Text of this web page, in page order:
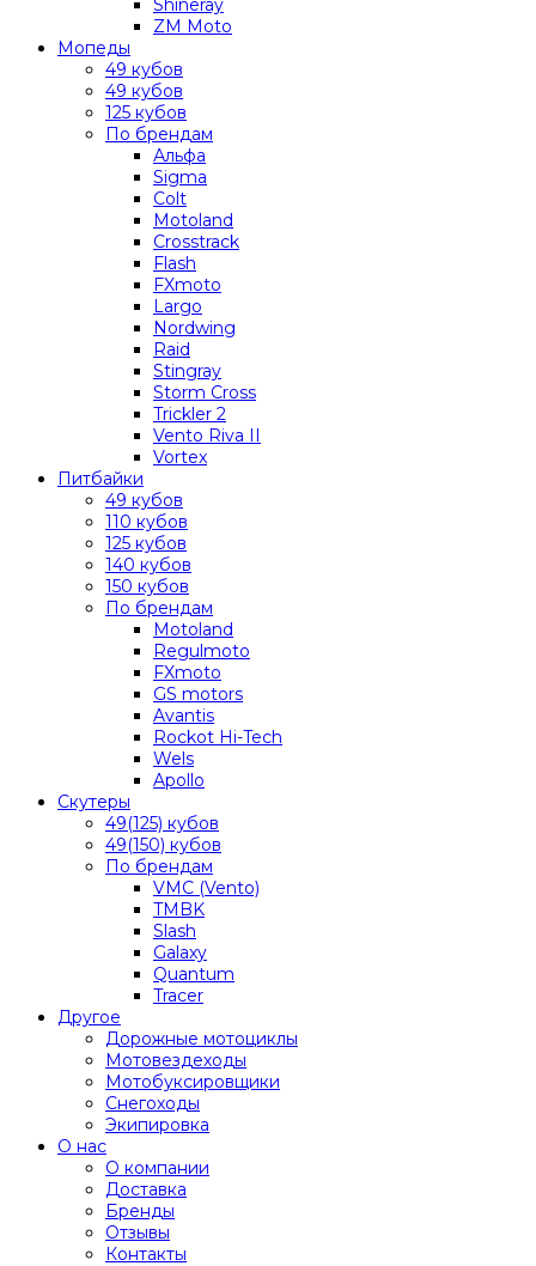
Shineray
ZM Moto
Мопеды
49 кубов
49 кубов
125 кубов
По брендам
Альфа
Sigma
Colt
Motoland
Crosstrack
Flash
FXmoto
Largo
Nordwing
Raid
Stingray
Storm Cross
Trickler 2
Vento Riva II
Vortex
Питбайки
49 кубов
110 кубов
125 кубов
140 кубов
150 кубов
По брендам
Motoland
Regulmoto
FXmoto
GS motors
Avantis
Rockot Hi-Tech
Wels
Apollo
Скутеры
49(125) кубов
49(150) кубов
По брендам
VMC (Vento)
TMBK
Slash
Galaxy
Quantum
Tracer
Другое
Дорожные мотоциклы
Мотовездеходы
Мотобуксировщики
Снегоходы
Экипировка
О нас
О компании
Доставка
Бренды
Отзывы
Контакты